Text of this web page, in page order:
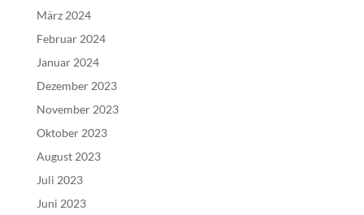
März 2024
Februar 2024
Januar 2024
Dezember 2023
November 2023
Oktober 2023
August 2023
Juli 2023
Juni 2023